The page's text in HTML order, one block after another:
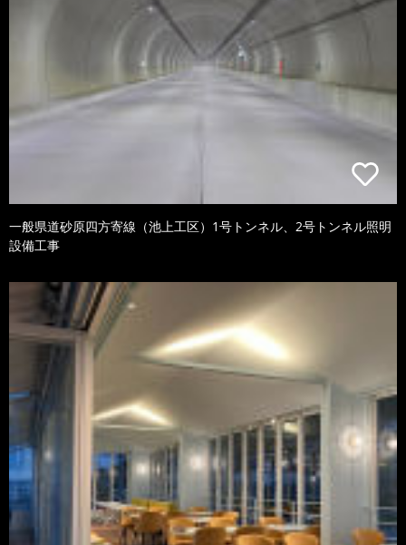
一般県道砂原四方寄線（池上工区）1号トンネル、2号トンネル照明
設備工事